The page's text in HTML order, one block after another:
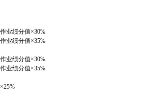
业绩分值×30%
业绩分值×35%
业绩分值×30%
业绩分值×35%